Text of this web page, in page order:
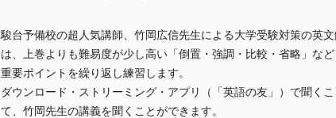
駿台予備校の超人気講師、竹岡広信先生による大学受験対策の英
は、上巻よりも難易度が少し高い「倒置・強調・比較・省略」な
重要ポイントを繰り返し練習します。
ダウンロード・ストリーミング・アプリ（「英語の友」）で聞く
て、竹岡先生の講義を聞くことができます。